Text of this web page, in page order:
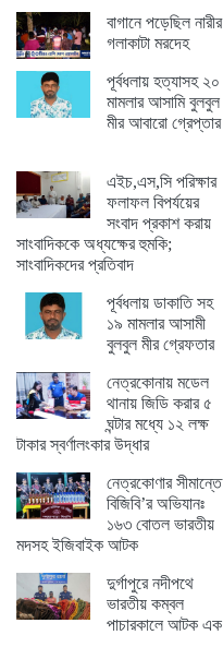
বাগানে পড়েছিল নারীর
গলাকাটা মরদেহ
পূর্বধলায় হত্যাসহ ২০
মামলার আসামি বুলবুল
মীর আবারো গ্রেপ্তার
এইচ,এস,সি পরিক্ষার
ফলাফল বিপর্যয়ের
সংবাদ প্রকাশ করায়
সাংবাদিককে অধ্যক্ষের হুমকি;
সাংবাদিকদের প্রতিবাদ
পূর্বধলায় ডাকাতি সহ
১৯ মামলার আসামী
বুলবুল মীর গ্রেফতার
নেত্রকোনায় মডেল
থানায় জিডি করার ৫
ঘন্টার মধ্যে ১২ লক্ষ
টাকার স্বর্ণালংকার উদ্ধার
নেত্রকোণার সীমান্তে
বিজিবি’র অভিযানঃ
১৬৩ বোতল ভারতীয়
মদসহ ইজিবাইক আটক
দুর্গাপুরে নদীপথে
ভারতীয় কম্বল
পাচারকালে আটক এক